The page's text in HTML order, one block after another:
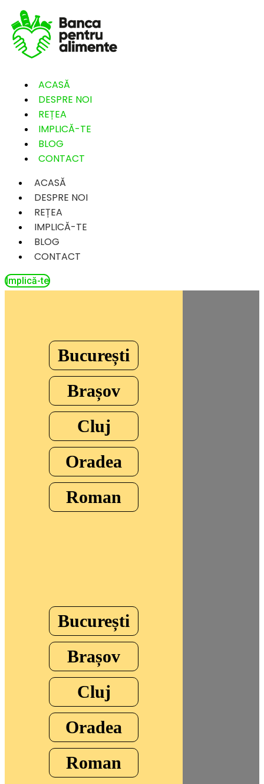
ACASĂ
DESPRE NOI
REȚEA
IMPLICĂ-TE
BLOG
CONTACT
ACASĂ
DESPRE NOI
REȚEA
IMPLICĂ-TE
BLOG
CONTACT
Implică-te
București
Brașov
Cluj
Oradea
Roman
București
Brașov
Cluj
Oradea
Roman